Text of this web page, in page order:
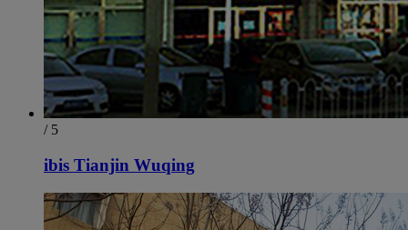
/ 5
ibis Tianjin Wuqing